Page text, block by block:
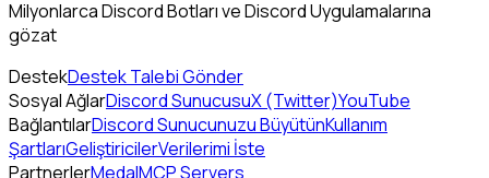
Milyonlarca Discord Botları ve Discord Uygulamalarına
gözat
DestekDestek Talebi Gönder
Sosyal AğlarDiscord SunucusuX (Twitter)YouTube
BağlantılarDiscord Sunucunuzu BüyütünKullanım
ŞartlarıGeliştiricilerVerilerimi İste
PartnerlerMedalMCP Servers